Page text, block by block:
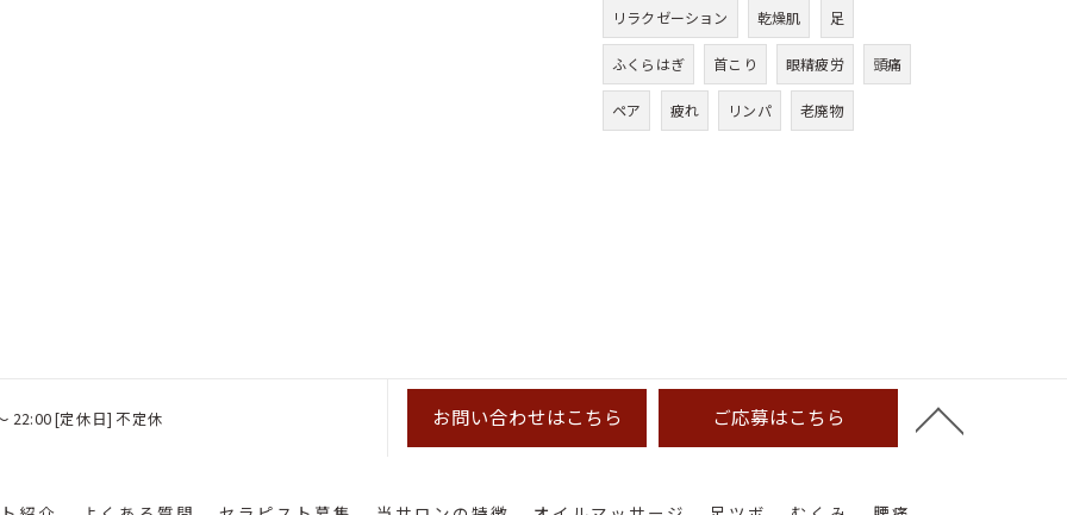
リラクゼーション 乾燥肌 足
ふくらはぎ 首こり 眼精疲労 頭痛
ペア 疲れ リンパ 老廃物
22:00 [定休日] 不定休 お問い合わせはこちら ご応募はこちら